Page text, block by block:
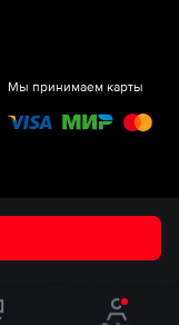
Мы принимаем карты